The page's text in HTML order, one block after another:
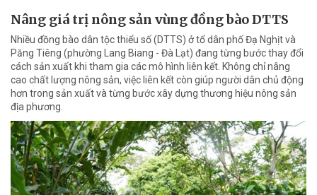
Nâng giá trị nông sản vùng đồng bào DTTS
Nhiều đồng bào dân tộc thiểu số (DTTS) ở tổ dân phố Đạ Nghịt và
Păng Tiêng (phường Lang Biang - Đà Lạt) đang từng bước thay đổi
cách sản xuất khi tham gia các mô hình liên kết. Không chỉ nâng
cao chất lượng nông sản, việc liên kết còn giúp người dân chủ động
hơn trong sản xuất và từng bước xây dựng thương hiệu nông sản
địa phương.